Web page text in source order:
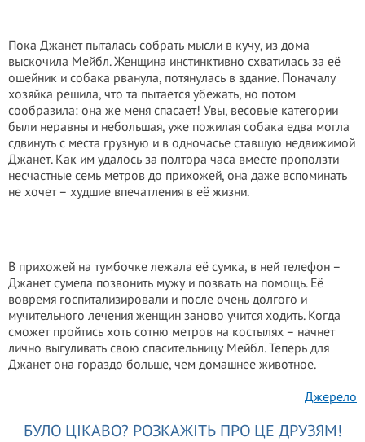
Пока Джанет пыталась собрать мысли в кучу, из дома
выскочила Мейбл. Женщина инстинктивно схватилась за её
ошейник и собака рванула, потянулась в здание. Поначалу
хозяйка решила, что та пытается убежать, но потом
сообразила: она же меня спасает! Увы, весовые категории
были неравны и небольшая, уже пожилая собака едва могла
сдвинуть с места грузную и в одночасье ставшую недвижимой
Джанет. Как им удалось за полтора часа вместе проползти
несчастные семь метров до прихожей, она даже вспоминать
не хочет – худшие впечатления в её жизни.
В прихожей на тумбочке лежала её сумка, в ней телефон –
Джанет сумела позвонить мужу и позвать на помощь. Её
вовремя госпитализировали и после очень долгого и
мучительного лечения женщин заново учится ходить. Когда
сможет пройтись хоть сотню метров на костылях – начнет
лично выгуливать свою спасительницу Мейбл. Теперь для
Джанет она гораздо больше, чем домашнее животное.
Джерело
БУЛО ЦІКАВО? РОЗКАЖІТЬ ПРО ЦЕ ДРУЗЯМ!